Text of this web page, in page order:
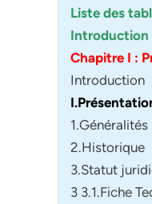
Liste des
Introduction
Chapitre I :
Introduction
1.Généralités
2.Historique
3.Statut
3 3.1.Fiche